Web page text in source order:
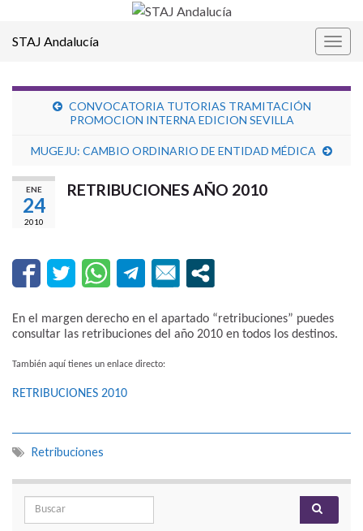
STAJ Andalucía
CONVOCATORIA TUTORIAS TRAMITACIÓN
PROMOCION INTERNA EDICION SEVILLA
MUGEJU: CAMBIO ORDINARIO DE ENTIDAD MÉDICA
ENE
24
2010
RETRIBUCIONES AÑO 2010
En el margen derecho en el apartado “retribuciones” puedes
consultar las retribuciones del año 2010 en todos los destinos.
También aquí tienes un enlace directo:
RETRIBUCIONES 2010
Retribuciones
Search for: